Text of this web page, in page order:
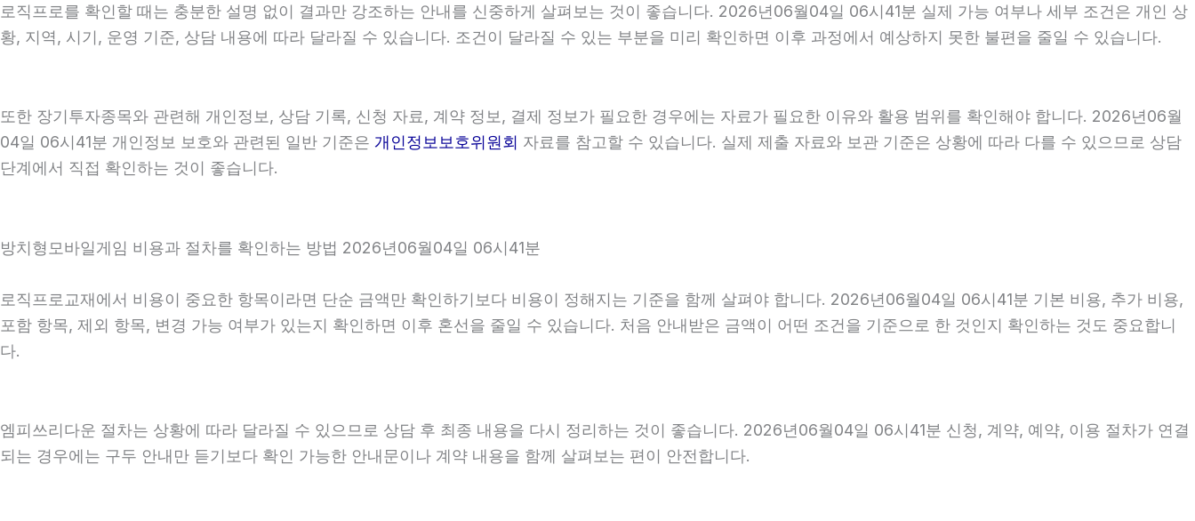
로직프로를 확인할 때는 충분한 설명 없이 결과만 강조하는 안내를 신중하게 살펴보는 것이 좋습니다. 2026년06월04일 06시41분 실제 가능 여부나 세부 조건은 개인 상
황, 지역, 시기, 운영 기준, 상담 내용에 따라 달라질 수 있습니다. 조건이 달라질 수 있는 부분을 미리 확인하면 이후 과정에서 예상하지 못한 불편을 줄일 수 있습니다.
또한 장기투자종목와 관련해 개인정보, 상담 기록, 신청 자료, 계약 정보, 결제 정보가 필요한 경우에는 자료가 필요한 이유와 활용 범위를 확인해야 합니다. 2026년06월
04일 06시41분 개인정보 보호와 관련된 일반 기준은 개인정보보호위원회 자료를 참고할 수 있습니다. 실제 제출 자료와 보관 기준은 상황에 따라 다를 수 있으므로 상담
단계에서 직접 확인하는 것이 좋습니다.
방치형모바일게임 비용과 절차를 확인하는 방법 2026년06월04일 06시41분
로직프로교재에서 비용이 중요한 항목이라면 단순 금액만 확인하기보다 비용이 정해지는 기준을 함께 살펴야 합니다. 2026년06월04일 06시41분 기본 비용, 추가 비용,
포함 항목, 제외 항목, 변경 가능 여부가 있는지 확인하면 이후 혼선을 줄일 수 있습니다. 처음 안내받은 금액이 어떤 조건을 기준으로 한 것인지 확인하는 것도 중요합니
다.
엠피쓰리다운 절차는 상황에 따라 달라질 수 있으므로 상담 후 최종 내용을 다시 정리하는 것이 좋습니다. 2026년06월04일 06시41분 신청, 계약, 예약, 이용 절차가 연결
되는 경우에는 구두 안내만 듣기보다 확인 가능한 안내문이나 계약 내용을 함께 살펴보는 편이 안전합니다.